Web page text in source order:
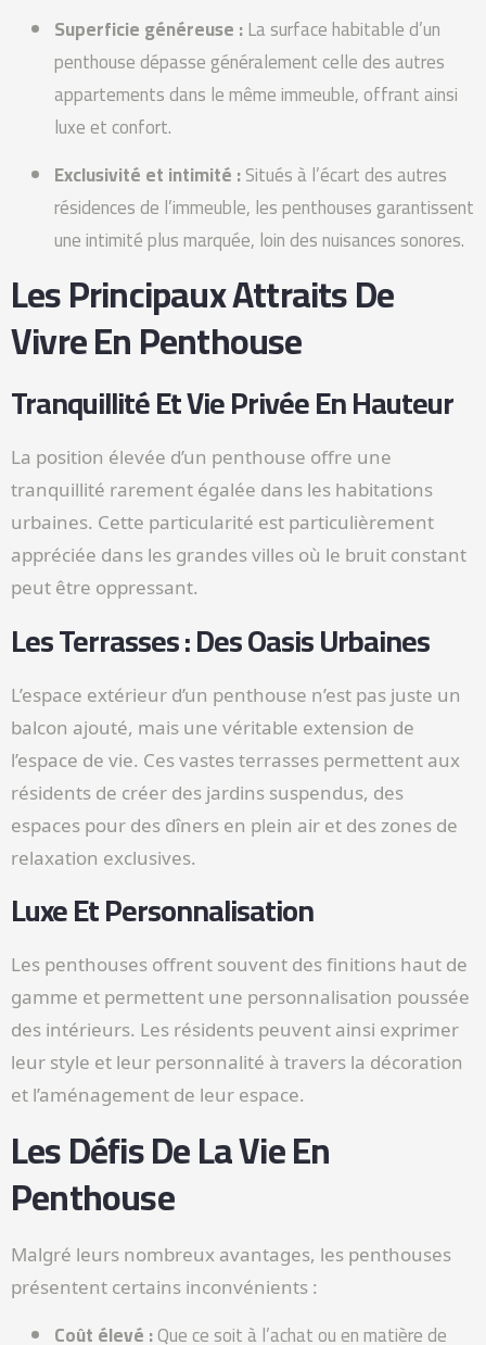
Superficie généreuse :La surface habitable d’un
penthouse dépasse généralement celle des autres
appartements dans le même immeuble, offrant ainsi
luxe et confort.
Exclusivité et intimité :Situés à l’écart des autres
résidences de l’immeuble, les penthouses garantissent
une intimité plus marquée, loin des nuisances sonores.
Les Principaux Attraits De
Vivre En Penthouse
Tranquillité Et Vie Privée En Hauteur
La position élevée d’un penthouse offre une
tranquillité rarement égalée dans les habitations
urbaines. Cette particularité est particulièrement
appréciée dans les grandes villes où le bruit constant
peut être oppressant.
Les Terrasses : Des Oasis Urbaines
L’espace extérieur d’un penthouse n’est pas juste un
balcon ajouté, mais une véritable extension de
l’espace de vie. Ces vastes terrasses permettent aux
résidents de créer des jardins suspendus, des
espaces pour des dîners en plein air et des zones de
relaxation exclusives.
Luxe Et Personnalisation
Les penthouses offrent souvent des finitions haut de
gamme et permettent une personnalisation poussée
des intérieurs. Les résidents peuvent ainsi exprimer
leur style et leur personnalité à travers la décoration
et l’aménagement de leur espace.
Les Défis De La Vie En
Penthouse
Malgré leurs nombreux avantages, les penthouses
présentent certains inconvénients :
Coût élevé :Que ce soit à l’achat ou en matière de